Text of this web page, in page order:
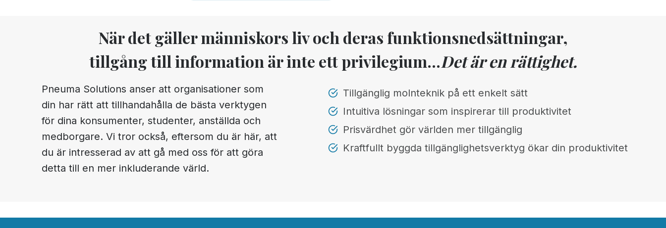
När det gäller människors liv och deras funktionsnedsättningar,
tillgång till information är inte ett privilegium...Det är en rättighet.
Pneuma Solutions anser att organisationer som
din har rätt att tillhandahålla de bästa verktygen
för dina konsumenter, studenter, anställda och
medborgare. Vi tror också, eftersom du är här, att
du är intresserad av att gå med oss för att göra
detta till en mer inkluderande värld.
Tillgänglig molnteknik på ett enkelt sätt
Intuitiva lösningar som inspirerar till produktivitet
Prisvärdhet gör världen mer tillgänglig
Kraftfullt byggda tillgänglighetsverktyg ökar din produktivitet